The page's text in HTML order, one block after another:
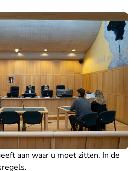
aan waar u moet zitten. In de
.